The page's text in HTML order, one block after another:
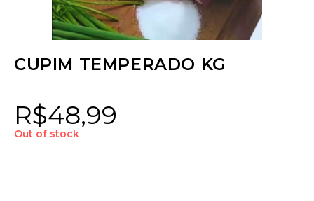
CUPIM TEMPERADO KG
R$48,99
Out of stock